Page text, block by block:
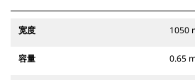
宽度 1050
容量 0.65